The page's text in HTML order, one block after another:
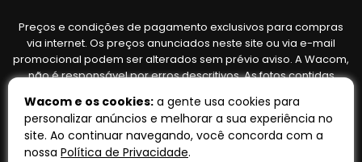
Preços e condições de pagamento exclusivos para compras
via internet. Os preços anunciados neste site ou via e-mail
promocional podem ser alterados sem prévio aviso. A Wacom,
não é responsável por erros descritivos. As fotos contidas
variar de acordo com o fornecedor/lote do fabricante. Ofertas
válidas até o término de nossos estoques. Vendas sujeitas à
análise e confirmação de dados.
Wacom e os cookies: a gente usa cookies para
personalizar anúncios e melhorar a sua experiência no
site. Ao continuar navegando, você concorda com a
nossa Política de Privacidade.